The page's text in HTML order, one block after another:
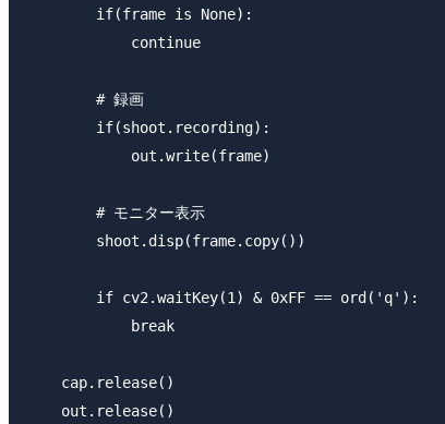
        if(frame is None):
            continue
        # 録画
        if(shoot.recording):
            out.write(frame)
        # モニター表示
        shoot.disp(frame.copy())
        if cv2.waitKey(1) & 0xFF == ord('q'):
            break
    cap.release()
    out.release()